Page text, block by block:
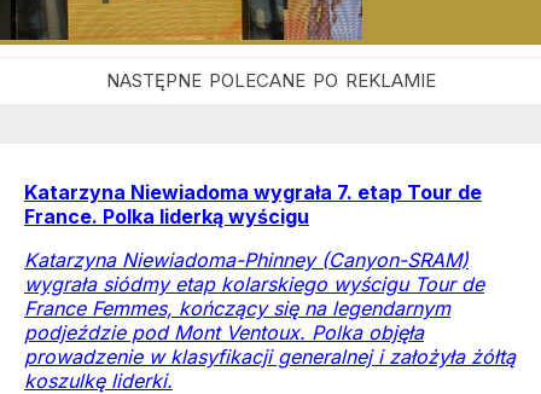
Katarzyna Niewiadoma wygrała 7. etap Tour de
France. Polka liderką wyścigu
Katarzyna Niewiadoma-Phinney (Canyon-SRAM)
wygrała siódmy etap kolarskiego wyścigu Tour de
France Femmes, kończący się na legendarnym
podjeździe pod Mont Ventoux. Polka objęła
prowadzenie w klasyfikacji generalnej i założyła żółtą
koszulkę liderki.